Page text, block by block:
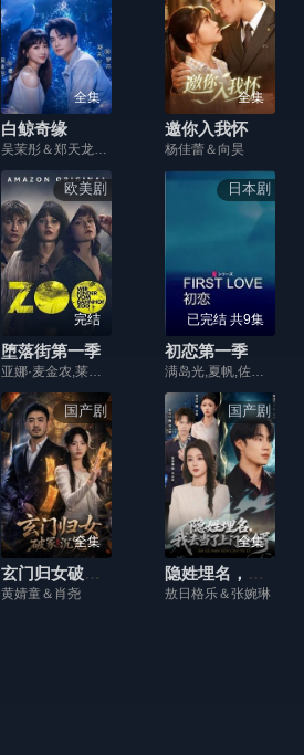
全集
白鲸奇缘
吴茉彤＆郑天龙＆王志豪＆刘倩宇＆梅先锋
全集
邀你入我怀
杨佳蕾＆向昊
欧美剧
完结
堕落街第一季
亚娜·麦金农,莱娜·乌泽多夫斯基,米开朗基罗·福尔图齐,莱娅·德林达,杰里迈亚·迈耶,布鲁诺·亚历山大,塞巴斯蒂安·乌泽多夫斯基,安杰丽娜·汉奇,贝恩德·霍尔谢尔,瓦莱丽·库克,格哈德·利伯曼,尼克·杰利拉伊,Tonio Arango,Stella Brückner,Dimitrij Schaad,Franz Schmidt,Heide Simon,Hildegard Schmahl
日本剧
已完结 共9集
初恋第一季
满岛光,夏帆,佐藤健,八木莉可子
国产剧
全集
玄门归女破家沉冤
黄婧童＆肖尧
国产剧
全集
隐姓埋名，我去当了上门女婿
敖日格乐＆张婉琳